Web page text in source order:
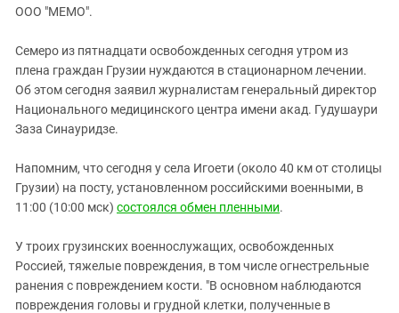
ИНАКОМЫСЛИЕ В ЧЕЧНЕ
ПРЕСЛЕДОВАНИЕ АКТИВИСТОВ
МОБИЛИЗАЦИЯ И ПРОТЕСТЫ
Дагестан
Кабардино-Балкария
Калмыкия
Карачаево-Черкесия
Нагорный Карабах
Российская Федерация
Северная Осетия - Алания
СКФО
ООО "МЕМО".
Семеро из пятнадцати освобожденных сегодня утром из
плена граждан Грузии нуждаются в стационарном лечении.
Об этом сегодня заявил журналистам генеральный директор
Национального медицинского центра имени акад. Гудушаури
Заза Синауридзе.
Напомним, что сегодня у села Игоети (около 40 км от столицы
Грузии) на посту, установленном российскими военными, в
11:00 (10:00 мск) состоялся обмен пленными.
У троих грузинских военнослужащих, освобожденных
Россией, тяжелые повреждения, в том числе огнестрельные
ранения с повреждением кости. "В основном наблюдаются
повреждения головы и грудной клетки, полученные в